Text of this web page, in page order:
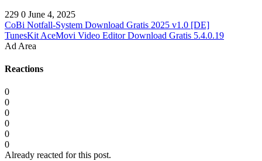
229 0 June 4, 2025
CoBi Notfall-System Download Gratis 2025 v1.0 [DE]
TunesKit AceMovi Video Editor Download Gratis 5.4.0.19
Ad Area
Reactions
0
0
0
0
0
0
Already reacted for this post.